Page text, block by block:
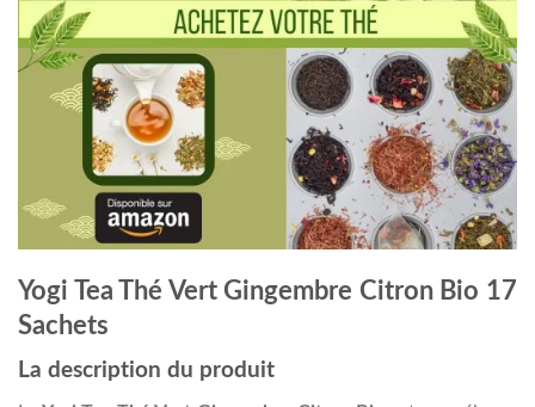
Yogi Tea Thé Vert Gingembre Citron Bio 17
Sachets
La description du produit